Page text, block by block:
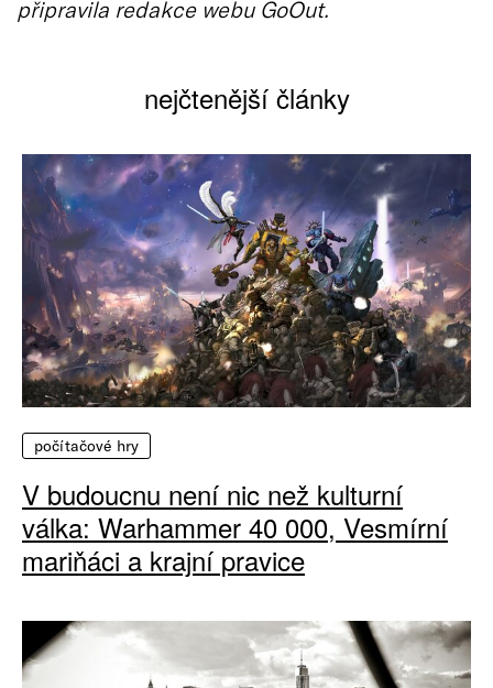
připravila redakce webu GoOut.
nejčtenější články
počítačové hry
V budoucnu není nic než kulturní
válka: Warhammer 40 000, Vesmírní
mariňáci a krajní pravice